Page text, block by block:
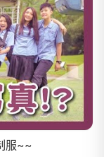
服~~